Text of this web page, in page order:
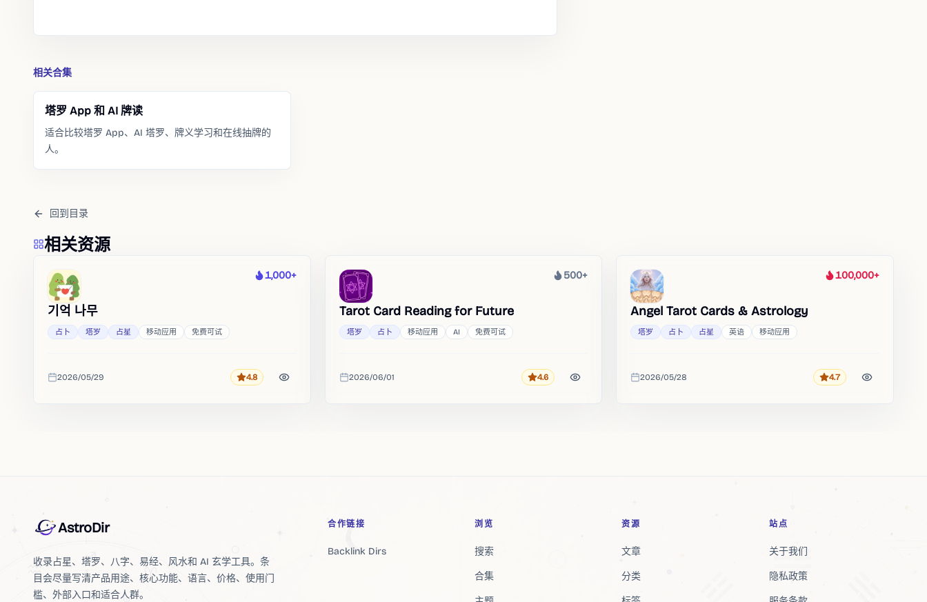
相关合集
塔罗 App 和 AI 牌读
适合比较塔罗 App、AI 塔罗、牌义学习和在线抽牌的
人。
回到目录
相关资源
热度
1,000+
기억 나무
占卜 塔罗 占星 移动应用 免费可试
收录时间
2026/05/29 评分4.8
热度
500+
Tarot Card Reading for Future
塔罗 占卜 移动应用 AI 免费可试
收录时间
2026/06/01 评分4.6
热度
100,000+
Angel Tarot Cards & Astrology
塔罗 占卜 占星 英语 移动应用
收录时间
2026/05/28 评分4.7
AstroDir
收录占星、塔罗、八字、易经、风水和 AI 玄学工具。条
目会尽量写清产品用途、核心功能、语言、价格、使用门
槛、外部入口和适合人群。
合作链接
Backlink Dirs
浏览
搜索
合集
资源
文章
分类
站点
关于我们
隐私政策